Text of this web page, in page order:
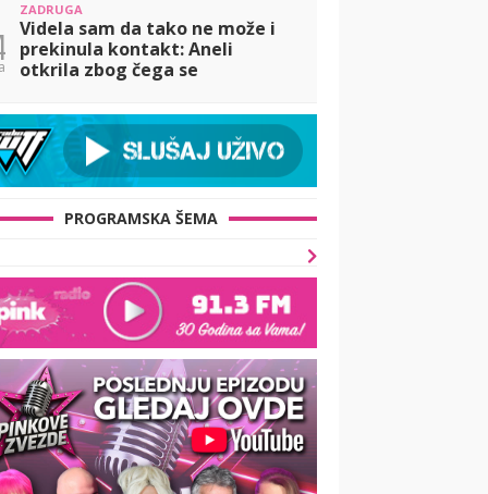
snage d
ZADRUGA
Videla sam da tako ne može i
prekinula kontakt: Aneli
otkrila zbog čega se
otkrila koje saznanje je nju
najviše povredilo!
PROGRAMSKA ŠEMA